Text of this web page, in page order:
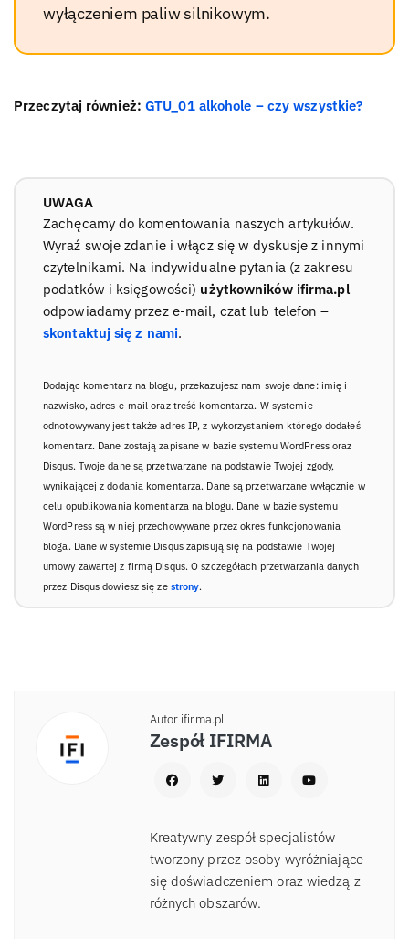
wyłączeniem paliw silnikowym.
Przeczytaj również: GTU_01 alkohole – czy wszystkie?
UWAGA
Zachęcamy do komentowania naszych artykułów.
Wyraź swoje zdanie i włącz się w dyskusje z innymi
czytelnikami. Na indywidualne pytania (z zakresu
podatków i księgowości) użytkowników ifirma.pl
odpowiadamy przez e-mail, czat lub telefon –
skontaktuj się z nami.
Dodając komentarz na blogu, przekazujesz nam swoje dane: imię i
nazwisko, adres e-mail oraz treść komentarza. W systemie
odnotowywany jest także adres IP, z wykorzystaniem którego dodałeś
komentarz. Dane zostają zapisane w bazie systemu WordPress oraz
Disqus. Twoje dane są przetwarzane na podstawie Twojej zgody,
wynikającej z dodania komentarza. Dane są przetwarzane wyłącznie w
celu opublikowania komentarza na blogu. Dane w bazie systemu
WordPress są w niej przechowywane przez okres funkcjonowania
bloga. Dane w systemie Disqus zapisują się na podstawie Twojej
umowy zawartej z firmą Disqus. O szczegółach przetwarzania danych
przez Disqus dowiesz się ze strony.
Autor ifirma.pl
Zespół IFIRMA
Kreatywny zespół specjalistów
tworzony przez osoby wyróżniające
się doświadczeniem oraz wiedzą z
różnych obszarów.